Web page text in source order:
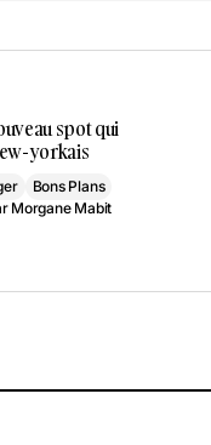
spot qui
yorkais
Bons Plans
Morgane Mabit